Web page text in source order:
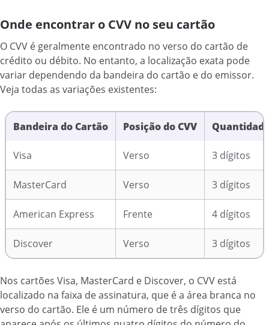
Onde encontrar o CVV no seu cartão
O CVV é geralmente encontrado no verso do cartão de
crédito ou débito. No entanto, a localização exata pode
variar dependendo da bandeira do cartão e do emissor.
Veja todas as variações existentes:
Bandeira do Cartão Posição do CVV
Visa Verso 3 dígitos
MasterCard Verso 3 dígitos
American Express Frente 4 dígitos
Discover Verso 3 dígitos
Nos cartões Visa, MasterCard e Discover, o CVV está
localizado na faixa de assinatura, que é a área branca no
verso do cartão. Ele é um número de três dígitos que